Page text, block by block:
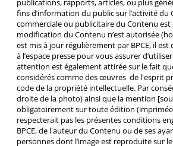
publications, rapports, articles, ou plus
fins d’information du public sur l’activité du
commerciale ou publicitaire du Contenu
modification du Contenu n’est autorisée
est mis à jour régulièrement par BPCE, il
à l’espace presse pour vous assurer
attention est également attirée sur le fait
considérés comme des œuvres de l'esprit
code de la propriété intellectuelle. Par
droite de la photo) ainsi que la mention
obligatoirement sur toute édition
respecterait pas les présentes conditions
BPCE, de l'auteur du Contenu ou de ses
personnes dont l’image est reproduite sur